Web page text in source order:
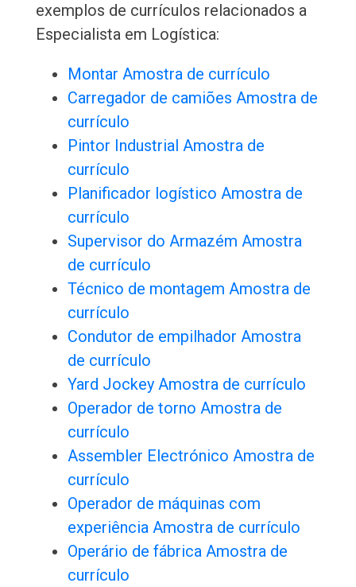
exemplos de currículos relacionados a
Especialista em Logística:
Montar Amostra de currículo
Carregador de camiões Amostra de
currículo
Pintor Industrial Amostra de
currículo
Planificador logístico Amostra de
currículo
Supervisor do Armazém Amostra
de currículo
Técnico de montagem Amostra de
currículo
Condutor de empilhador Amostra
de currículo
Yard Jockey Amostra de currículo
Operador de torno Amostra de
currículo
Assembler Electrónico Amostra de
currículo
Operador de máquinas com
experiência Amostra de currículo
Operário de fábrica Amostra de
currículo